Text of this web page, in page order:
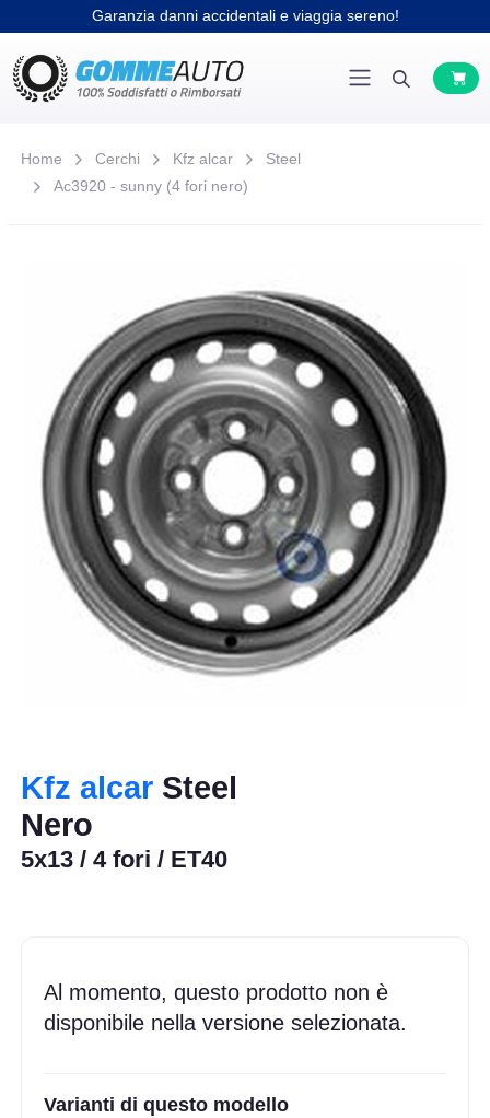
Garanzia danni accidentali e viaggia sereno!
Home Cerchi Kfz alcar
Steel
Ac3920 - sunny (4 fori nero)
Kfz alcar Steel
Nero
5x13 / 4 fori / ET40
Al momento, questo prodotto non è
disponibile nella versione selezionata.
Varianti di questo modello